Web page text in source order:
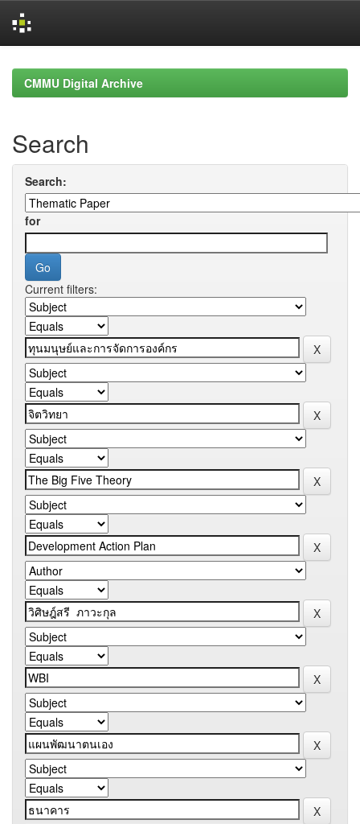
navigationCMMU Digital Archive
Search
Search:
for
Current filters: